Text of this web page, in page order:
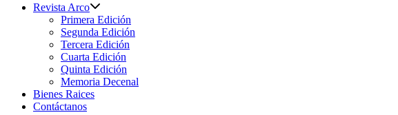
Revista Arco
Primera Edición
Segunda Edición
Tercera Edición
Cuarta Edición
Quinta Edición
Memoria Decenal
Bienes Raices
Contáctanos